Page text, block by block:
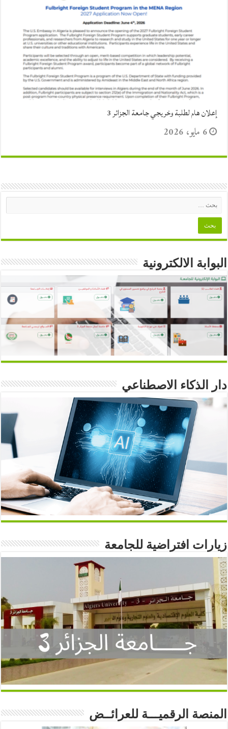
إعلان هام لطلبة وخريجي جامعة الجزائر 3
6 مايو، 2026
البوابة الالكترونية
دار الذكاء الاصطناعي
زيارات افتراضية للجامعة
المنصة الرقميـــة للعرائــض